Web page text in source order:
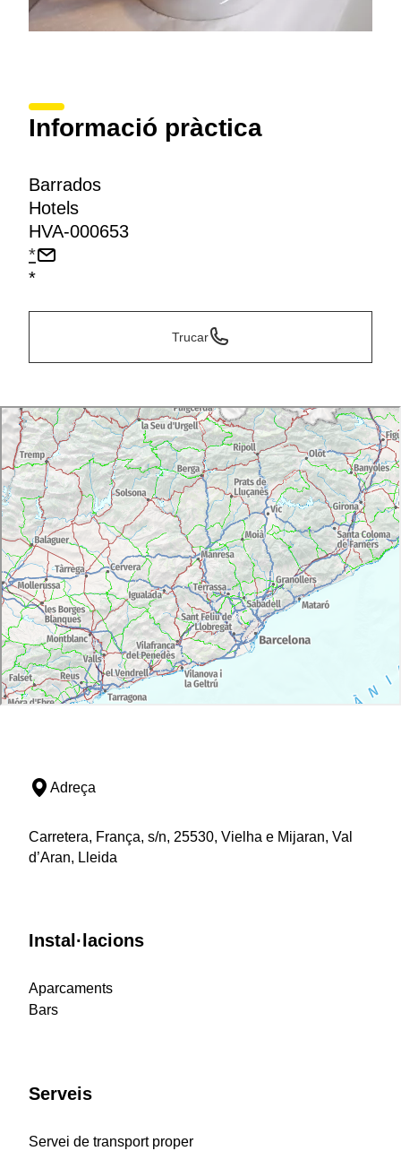
Informació pràctica
Barrados
Hotels
HVA-000653
*
*
Trucar
Adreça
Carretera, França, s/n, 25530, Vielha e Mijaran, Val
d’Aran, Lleida
Instal·lacions
Aparcaments
Bars
Serveis
Servei de transport proper